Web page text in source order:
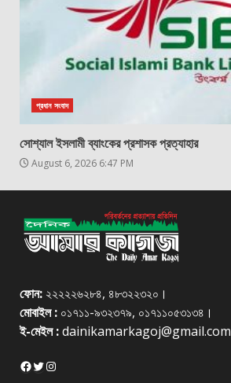
প্রধান সংবাদ
সোশ্যাল ইসলামী ব্যাংকের প্রশাসক প্রত্যাহার
August 6, 2026 6:47 PM
ফোন: ২২২২২৬২৮৪, ৪৮৩২২৩২০।
মোবাইল : ০১৭১১-৯৩২৩৭৯, ০১৭১১০৫৩১৩৪।
ই-মেইল :dainikamarkagoj@gmail.com
Facebook
Twitter
Instagram